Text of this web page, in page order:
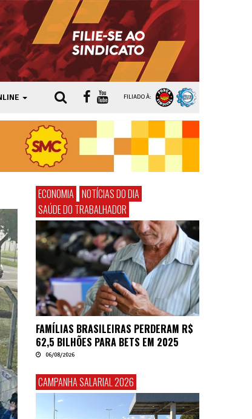
FILIADO À:
ECONOMIA NOTÍCIAS DO DIA
SAÚDE DO TRABALHADOR
FAMÍLIAS BRASILEIRAS PERDERAM R$
62,5 BILHÕES PARA BETS EM 2025
06/08/2026
CAMPANHA SALARIAL 2026